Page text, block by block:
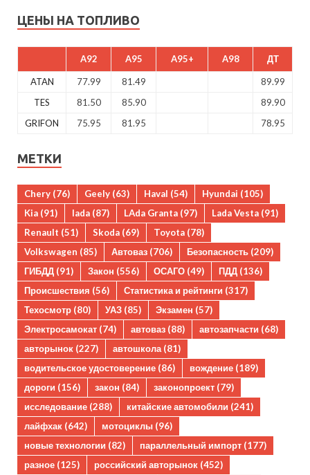
ЦЕНЫ НА ТОПЛИВО
A92 A95 A95+ A98 ДТ
ATAN 77.99 81.49
89.99
TES
81.50 85.90
89.90
GRIFON
75.95 81.95 78.95
МЕТКИ
Chery (76) Geely (63) Haval (54) Hyundai (105)
Kia (91) lada (87) LAda Granta (97) Lada Vesta (91)
Renault (51) Skoda (69) Toyota (78)
Volkswagen (85) Автоваз (706) Безопасность (209)
ГИБДД (91) Закон (556) ОСАГО (49) ПДД (136)
Происшествия (56) Статистика и рейтинги (317)
Техосмотр (80) УАЗ (85) Экзамен (57)
Электросамокат (74) автоваз (88) автозапчасти (68)
авторынок (227) автошкола(81)
водительское удостоверение (86) вождение (189)
дороги (156) закон (84) законопроект (79)
исследование (288) китайские автомобили (241)
лайфхак (642) мотоциклы (96)
новые технологии (82) параллельный импорт (177)
разное (125) российский авторынок (452)